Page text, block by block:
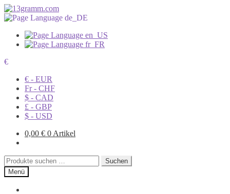
€
€ - EUR
Fr - CHF
$ - CAD
£ - GBP
$ - USD
0,00 € 0 Artikel
Suchen
nach:
Suchen
Menü